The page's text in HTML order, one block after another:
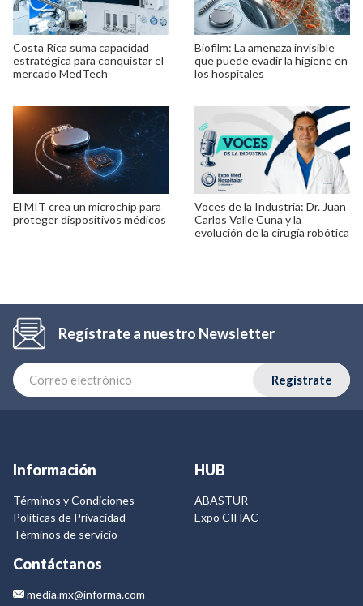
Costa Rica suma capacidad
estratégica para conquistar el
mercado MedTech
Biofilm: La amenaza invisible
que puede evadir la higiene en
los hospitales
El MIT crea un microchip para
proteger dispositivos médicos
Voces de la Industria: Dr. Juan
Carlos Valle Cuna y la
evolución de la cirugía robótica
Regístrate a nuestro Newsletter
Regístrate
Información
Términos y Condiciones
Politicas de Privacidad
Términos de servicio
HUB
ABASTUR
Expo CIHAC
Contáctanos
media.mx@informa.com